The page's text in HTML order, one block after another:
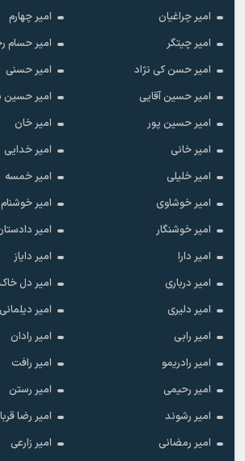
امیر چراغیان
امیر چهارم
امیر چیتگر
امیر حسام
امیر حسن کی نژاد
امیر حسنی
امیر حسین آقایی
امیر حسین
امیر حسین پور
امیر خان
امیر خانی
امیر خدایی
امیر خلیلی
امیر خمسه
امیر خوشاوی
امیر خوشنام
امیر خوشنگار
امیر
امیر دارا
امیر دایاز
امیر درباری
امیر دل خاک
امیر دلیری
امیر دیلمانی
امیر رابی
امیر رادان
امیر رادریمو
امیر رافت
امیر رحیمی
امیر رستن
امیر رشوند
امیر رضا
امیر رمضانی
امیر زارعی